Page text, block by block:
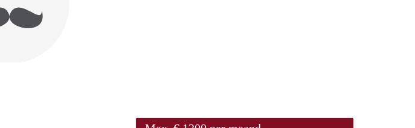
Berekent AppartementDelft makelaarsvergoeding/bemiddelingsvergoeding?
Alle veelgestelde vragen